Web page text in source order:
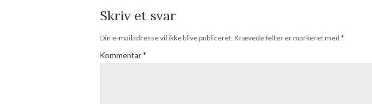
Skriv et svar
Din e-mailadresse vil ikke blive publiceret. Krævede felter er markeret med *
Kommentar*